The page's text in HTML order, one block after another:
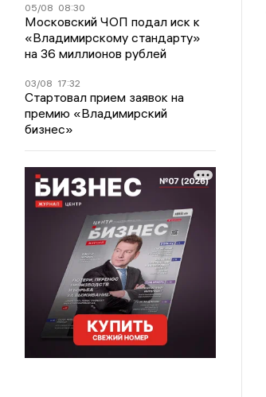
05/08 08:30
Московский ЧОП подал иск к
«Владимирскому стандарту»
на 36 миллионов рублей
03/08 17:32
Стартовал прием заявок на
премию «Владимирский
бизнес»